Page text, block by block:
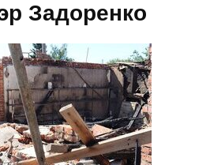
Задоренко